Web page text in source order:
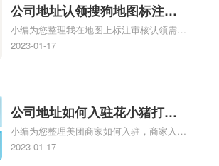
公司地址认领搜狗地图标注多
久审核？公司地址认领地图标
注多久审核？
小编为您整理我在地图上标注审核认领需要
多久、我在地图上标注审核认领需要多久
情可查看下方正文！
2023-01-17
公司地址如何入驻花小猪打车
地图标记？指路人地图标注服
务中心铺如何入驻花小猪打车
小编为您整理美团商家如何入驻，商家入驻
教程、商家如何入驻地图、如何入驻地:、
2023-01-17